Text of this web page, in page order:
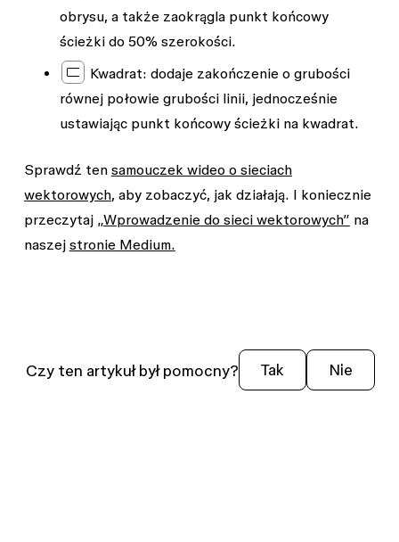
obrysu, a także zaokrągla punkt końcowy
ścieżki do 50% szerokości.
Kwadrat: dodaje zakończenie o grubości
równej połowie grubości linii, jednocześnie
ustawiając punkt końcowy ścieżki na kwadrat.
Sprawdź ten samouczek wideo o sieciach
wektorowych, aby zobaczyć, jak działają. I koniecznie
przeczytaj
„Wprowadzenie do sieci wektorowych” na
naszej stronie Medium.
Czy ten artykuł był pomocny? Tak Nie